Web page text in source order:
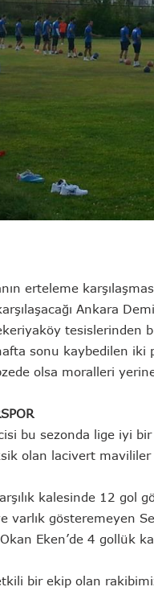
erteleme
Ankara
tesislerinden
sonu kaybedilen iki
olsa moralleri
bu sezonda lige iyi
olan lacivert
kalesinde 12 gol
varlık gösteremeyen
Eken’de 4 gollük
bir ekip olan